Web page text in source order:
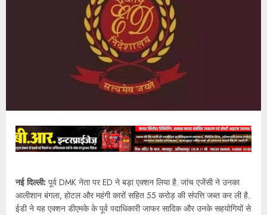
नई दिल्ली: पूर्व DMK नेता पर ED ने बड़ा एक्शन लिया है. जांच एजेंसी ने उनका
आलीशान बंगला, होटल और महंगी कारों सहित 55 करोड़ की संपत्ति जब्त कर ली है.
ईडी ने यह एक्शन डीएमके के पूर्व पदाधिकारी जाफर सादिक और उनके सहयोगियों से